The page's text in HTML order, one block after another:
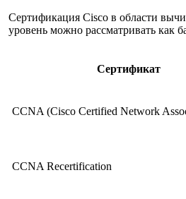
Сертификация Cisco в области
уровень можно рассматривать как
Сертификат
CCNA (Cisco Certified Network
CCNA Recertification